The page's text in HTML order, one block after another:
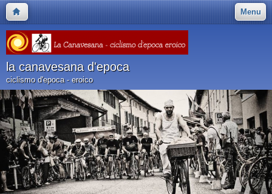
Menu
la canavesana d'epoca
ciclismo d'epoca - eroico